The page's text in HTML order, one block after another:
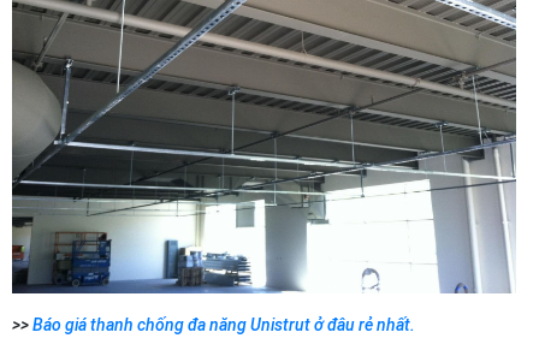
>>Báo giá thanh chống đa năng Unistrut ở đâu rẻ nhất.